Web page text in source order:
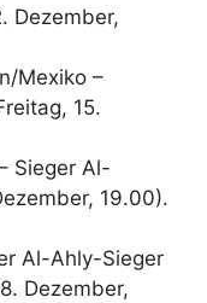
Dezember,
Mexiko –
15.
Sieger Al-
19.00).
Al-Ahly-Sieger
Dezember,